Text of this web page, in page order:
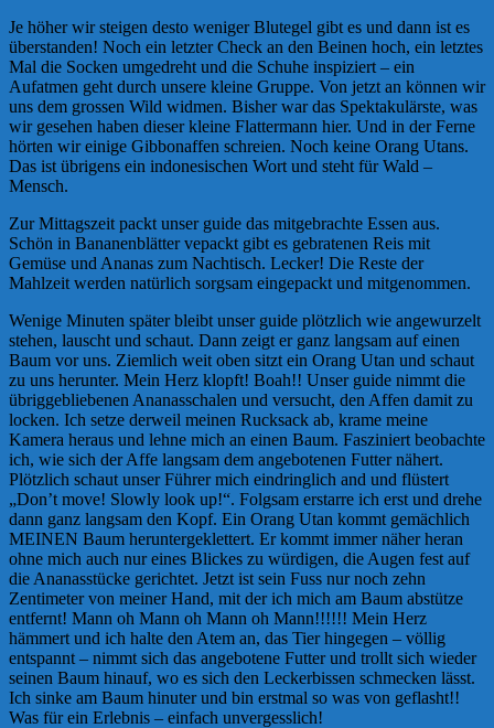
Je höher wir steigen desto weniger Blutegel gibt es und dann ist es
überstanden! Noch ein letzter Check an den Beinen hoch, ein letztes
Mal die Socken umgedreht und die Schuhe inspiziert – ein
Aufatmen geht durch unsere kleine Gruppe. Von jetzt an können wir
uns dem grossen Wild widmen. Bisher war das Spektakulärste, was
wir gesehen haben dieser kleine Flattermann hier. Und in der Ferne
hörten wir einige Gibbonaffen schreien. Noch keine Orang Utans.
Das ist übrigens ein indonesischen Wort und steht für Wald –
Mensch.
Zur Mittagszeit packt unser guide das mitgebrachte Essen aus.
Schön in Bananenblätter vepackt gibt es gebratenen Reis mit
Gemüse und Ananas zum Nachtisch. Lecker! Die Reste der
Mahlzeit werden natürlich sorgsam eingepackt und mitgenommen.
Wenige Minuten später bleibt unser guide plötzlich wie angewurzelt
stehen, lauscht und schaut. Dann zeigt er ganz langsam auf einen
Baum vor uns. Ziemlich weit oben sitzt ein Orang Utan und schaut
zu uns herunter. Mein Herz klopft! Boah!! Unser guide nimmt die
übriggebliebenen Ananasschalen und versucht, den Affen damit zu
locken. Ich setze derweil meinen Rucksack ab, krame meine
Kamera heraus und lehne mich an einen Baum. Fasziniert beobachte
ich, wie sich der Affe langsam dem angebotenen Futter nähert.
Plötzlich schaut unser Führer mich eindringlich and und flüstert
„Don’t move! Slowly look up!“. Folgsam erstarre ich erst und drehe
dann ganz langsam den Kopf. Ein Orang Utan kommt gemächlich
MEINEN Baum heruntergeklettert. Er kommt immer näher heran
ohne mich auch nur eines Blickes zu würdigen, die Augen fest auf
die Ananasstücke gerichtet. Jetzt ist sein Fuss nur noch zehn
Zentimeter von meiner Hand, mit der ich mich am Baum abstütze
entfernt! Mann oh Mann oh Mann oh Mann!!!!!! Mein Herz
hämmert und ich halte den Atem an, das Tier hingegen – völlig
entspannt – nimmt sich das angebotene Futter und trollt sich wieder
seinen Baum hinauf, wo es sich den Leckerbissen schmecken lässt.
Ich sinke am Baum hinuter und bin erstmal so was von geflasht!!
Was für ein Erlebnis – einfach unvergesslich!